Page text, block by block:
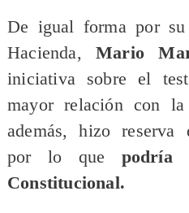
De igual forma por
Hacienda,Mario
iniciativa sobre el
mayor relación con
además, hizo reserva
por lo que podría
Constitucional.